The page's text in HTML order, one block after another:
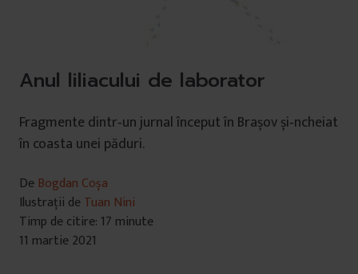
Anul liliacului de laborator
Fragmente dintr‐un jurnal început în Brașov și‐ncheiat
în coasta unei păduri.
De Bogdan Coșa
Ilustrații deTuan Nini
Timp de citire: 17 minute
11 martie 2021